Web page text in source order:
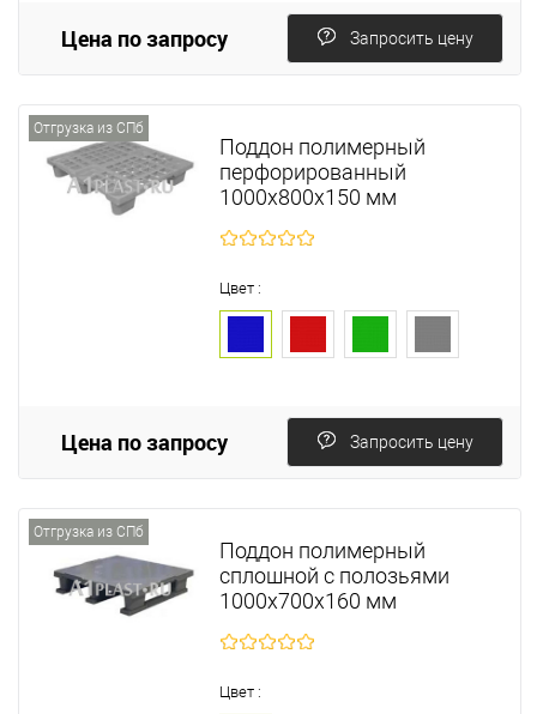
Цена по запросу Запросить цену
Отгрузка из СПб
Поддон полимерный
перфорированный
1000х800х150 мм
Цвет :
Цена по запросу Запросить цену
Отгрузка из СПб
Поддон полимерный
сплошной с полозьями
1000х700х160 мм
Цвет :